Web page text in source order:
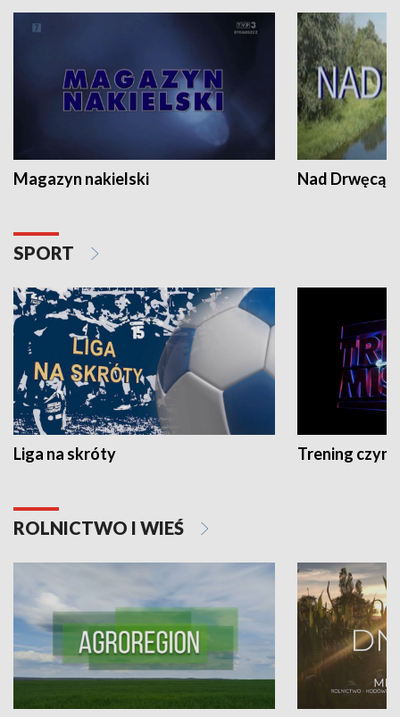
Magazyn nakielski Nad Drwęcą
SPORT
Liga na skróty Trening czyni
ROLNICTWO I WIEŚ